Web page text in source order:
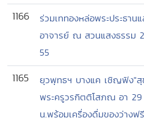
1166
ร่วมเททองหล่อพระประธาน
อาจารย์ ณ สวนแสงธรรม
55
1165
ยุวพุทธฯ บางแค เชิญฟัง"สุ
พระครูวรกิตติโสภณ อา 29
น.พร้อมเครื่องดื่มของว่างฟรี